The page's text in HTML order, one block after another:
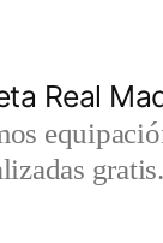
Real
gratis.